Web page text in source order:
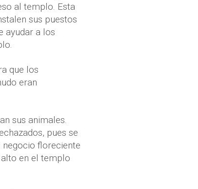
al templo. Esta
sus puestos
ayudar a los
que los
eran
sus animales.
pues se
negocio floreciente
en el templo